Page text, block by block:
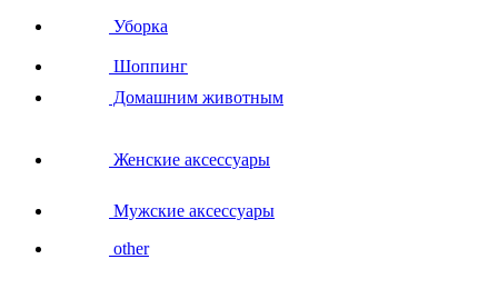
Уборка
Шоппинг
Домашним животным
Женские аксессуары
Мужские аксессуары
other